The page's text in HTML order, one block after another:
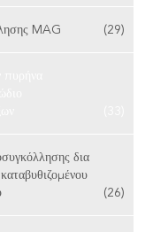
MAG (29)
δια
(26)